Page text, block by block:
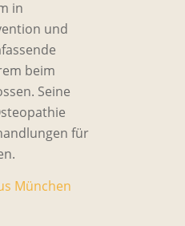
in
und
beim
Seine
für
München